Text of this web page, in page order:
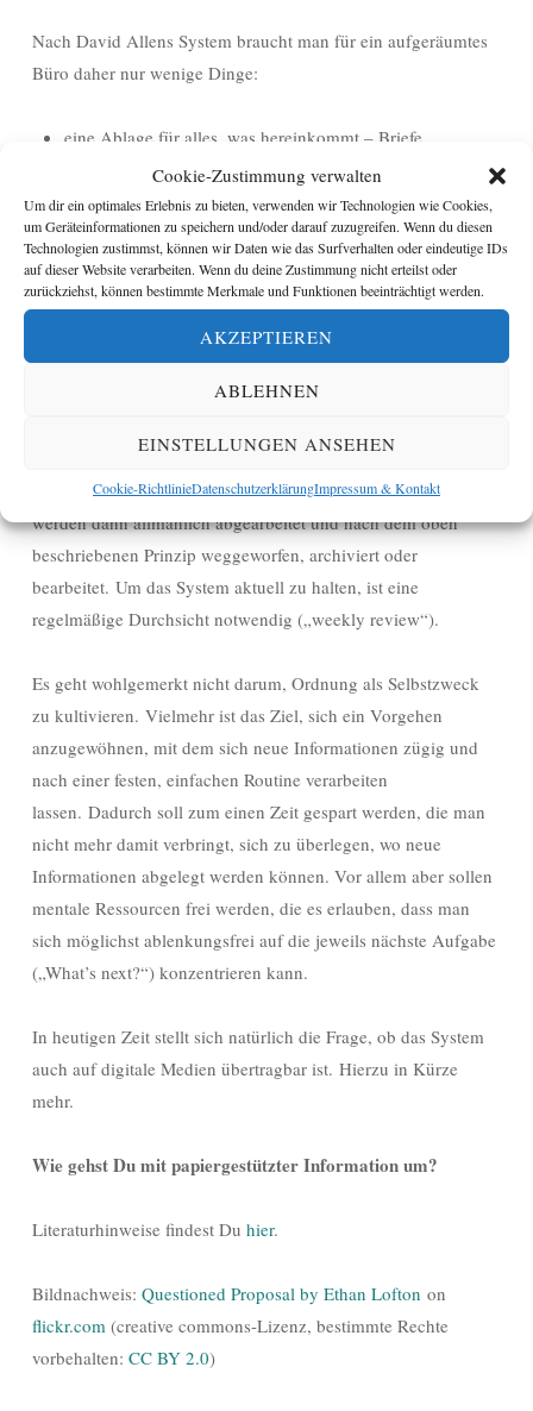
Cookie-Zustimmung verwalten
Um dir ein optimales Erlebnis zu bieten, verwenden wir Technologien wie Cookies,
um Geräteinformationen zu speichern und/oder darauf zuzugreifen. Wenn du diesen
Technologien zustimmst, können wir Daten wie das Surfverhalten oder eindeutige IDs
auf dieser Website verarbeiten. Wenn du deine Zustimmung nicht erteilst oder
zurückziehst, können bestimmte Merkmale und Funktionen beeinträchtigt werden.
AKZEPTIEREN
ABLEHNEN
EINSTELLUNGEN ANSEHEN
Cookie-RichtlinieDatenschutzerklärungImpressum & Kontakt
Nach David Allens System braucht man für ein aufgeräumtes
Büro daher nur wenige Dinge:
eine Ablage für alles, was hereinkommt – Briefe,
Rechnungen, Memos, etc.
das oben beschriebene Hängeordner-System
ein einfaches, leistungsfähiges Archiv
einen Papierkorb
Da man selten von null anfängt, kann die GTD-Methode auch
dafür verwendet werden, eine vorhandene Unordnung in den
Griff zu bekommen. Hierfür kommt alles, was sich auf dem
Ablagefächern etc. unsortiert stapelt, in eine Kiste – je größer
die Unordnung, umso größer die Kiste. Alle Dokumente
werden dann allmählich abgearbeitet und nach dem oben
beschriebenen Prinzip weggeworfen, archiviert oder
bearbeitet. Um das System aktuell zu halten, ist eine
regelmäßige Durchsicht notwendig („weekly review“).
Es geht wohlgemerkt nicht darum, Ordnung als Selbstzweck
zu kultivieren. Vielmehr ist das Ziel, sich ein Vorgehen
anzugewöhnen, mit dem sich neue Informationen zügig und
nach einer festen, einfachen Routine verarbeiten
lassen. Dadurch soll zum einen Zeit gespart werden, die man
nicht mehr damit verbringt, sich zu überlegen, wo neue
Informationen abgelegt werden können. Vor allem aber sollen
mentale Ressourcen frei werden, die es erlauben, dass man
sich möglichst ablenkungsfrei auf die jeweils nächste Aufgabe
(„What’s next?“) konzentrieren kann.
In heutigen Zeit stellt sich natürlich die Frage, ob das System
auch auf digitale Medien übertragbar ist. Hierzu in Kürze
mehr.
Wie gehst Du mit papiergestützter Information um?
Literaturhinweise findest Du hier.
Bildnachweis: Questioned Proposal by Ethan Lofton on
flickr.com (creative commons-Lizenz, bestimmte Rechte
vorbehalten: CC BY 2.0)